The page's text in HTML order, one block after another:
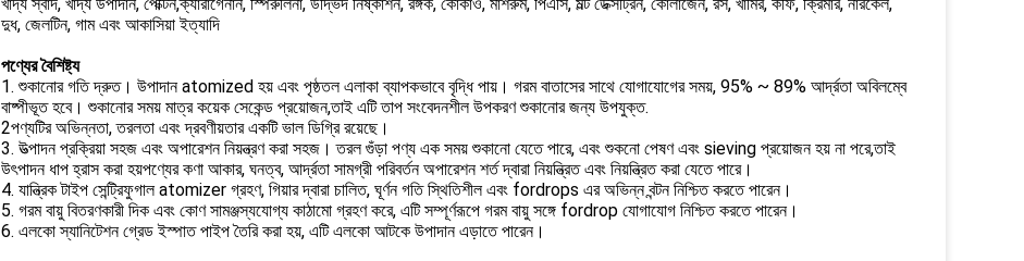
দুধ, জেলটিন, গাম এবং আকাসিয়া ইত্যাদি
পণ্যের বৈশিষ্ট্য
1. শুকানোর গতি দ্রুত। উপাদান atomized হয় এবং পৃষ্ঠতল এলাকা ব্যাপকভাবে বৃদ্ধি পায়। গরম বাতাসের সাথে যোগাযোগের সময়, 95% ~ 89% আর্দ্রতা অবিলম্বে
বাষ্পীভূত হবে। শুকানোর সময় মাত্র কয়েক সেকেন্ড প্রয়োজন,তাই এটি তাপ সংবেদনশীল উপকরণ শুকানোর জন্য উপযুক্ত.
2পণ্যটির অভিন্নতা, তরলতা এবং দ্রবণীয়তার একটি ভাল ডিগ্রি রয়েছে।
3. উত্পাদন প্রক্রিয়া সহজ এবং অপারেশন নিয়ন্ত্রণ করা সহজ। তরল গুঁড়া পণ্য এক সময় শুকানো যেতে পারে, এবং শুকনো পেষণ এবং sieving প্রয়োজন হয় না পরে,তাই
উৎপাদন ধাপ হ্রাস করা হয়পণ্যের কণা আকার, ঘনত্ব, আর্দ্রতা সামগ্রী পরিবর্তন অপারেশন শর্ত দ্বারা নিয়ন্ত্রিত এবং নিয়ন্ত্রিত করা যেতে পারে।
4. যান্ত্রিক টাইপ সেন্ট্রিফুগাল atomizer গ্রহণ, গিয়ার দ্বারা চালিত, ঘূর্ণন গতি স্থিতিশীল এবং fordrops এর অভিন্ন বন্টন নিশ্চিত করতে পারেন।
5. গরম বায়ু বিতরণকারী দিক এবং কোণ সামঞ্জস্যযোগ্য কাঠামো গ্রহণ করে, এটি সম্পূর্ণরূপে গরম বায়ু সঙ্গে fordrop যোগাযোগ নিশ্চিত করতে পারেন।
6. এলকো স্যানিটেশন গ্রেড ইস্পাত পাইপ তৈরি করা হয়, এটি এলকো আটকে উপাদান এড়াতে পারেন।